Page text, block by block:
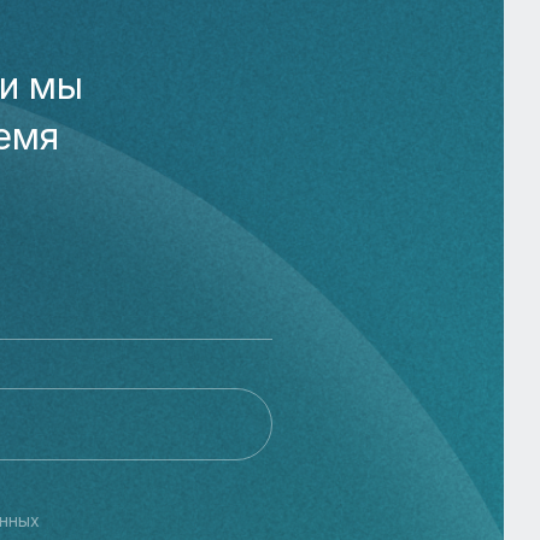
мы